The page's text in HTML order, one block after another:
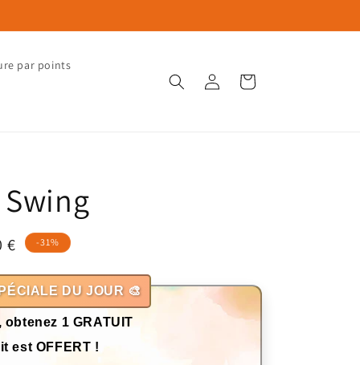
par points
Connexion Panier
€ -31%
DU JOUR 🎨
obtenez 1 GRATUIT
est OFFERT !